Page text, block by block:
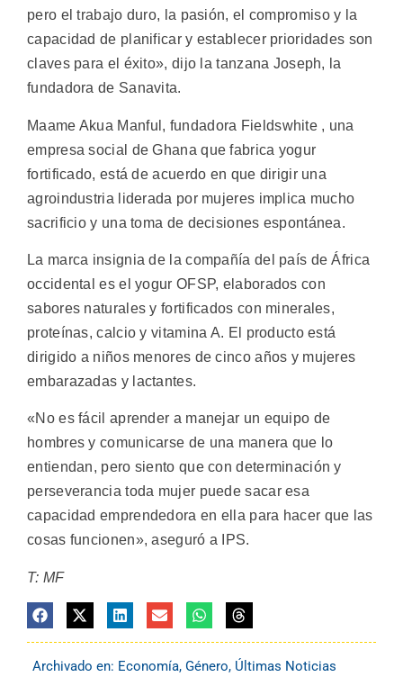
pero el trabajo duro, la pasión, el compromiso y la
capacidad de planificar y establecer prioridades son
claves para el éxito», dijo la tanzana Joseph, la
fundadora de Sanavita.
Maame Akua Manful, fundadora Fieldswhite , una
empresa social de Ghana que fabrica yogur
fortificado, está de acuerdo en que dirigir una
agroindustria liderada por mujeres implica mucho
sacrificio y una toma de decisiones espontánea.
La marca insignia de la compañía del país de África
occidental es el yogur OFSP, elaborados con
sabores naturales y fortificados con minerales,
proteínas, calcio y vitamina A. El producto está
dirigido a niños menores de cinco años y mujeres
embarazadas y lactantes.
«No es fácil aprender a manejar un equipo de
hombres y comunicarse de una manera que lo
entiendan, pero siento que con determinación y
perseverancia toda mujer puede sacar esa
capacidad emprendedora en ella para hacer que las
cosas funcionen», aseguró a IPS.
T: MF
Archivado en: Economía, Género, Últimas Noticias